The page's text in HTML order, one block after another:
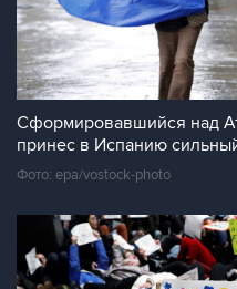
Сформировавшийся над
принес в Испанию
Фото: epa/vostock-photo